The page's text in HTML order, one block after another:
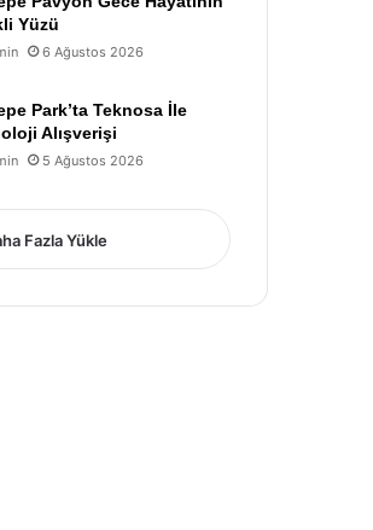
Yüzü
6 Ağustos 2026
Park’ta Teknosa İle
Alışverişi
5 Ağustos 2026
Fazla Yükle